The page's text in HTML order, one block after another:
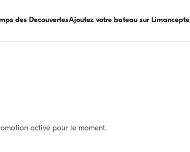
des DecouvertesAjoutez votre bateau sur Limancepte
active pour le moment.